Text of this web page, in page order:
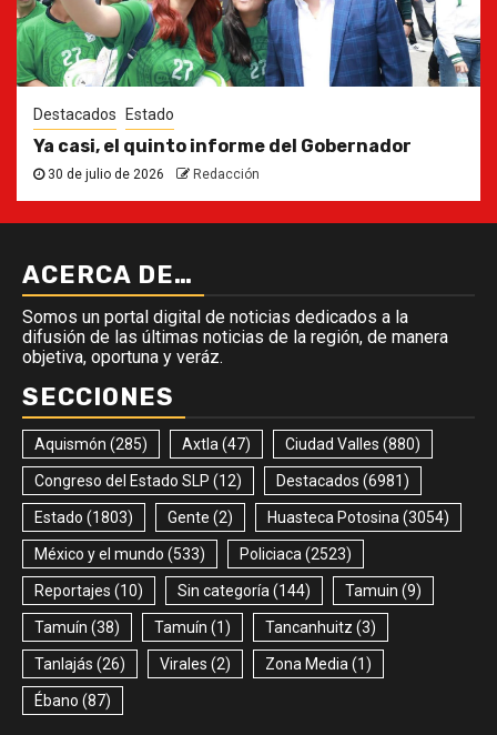
Destacados Estado
Ya casi, el quinto informe del Gobernador
30 de julio de 2026 Redacción
ACERCA DE…
Somos un portal digital de noticias dedicados a la
difusión de las últimas noticias de la región, de manera
objetiva, oportuna y veráz.
SECCIONES
Aquismón (285) Axtla(47) Ciudad Valles (880)
Congreso del Estado SLP (12) Destacados (6981)
Estado (1803) Gente (2) Huasteca Potosina(3054)
México y el mundo (533) Policiaca(2523)
Reportajes (10) Sin categoría(144) Tamuin (9)
Tamuín (38) Tamuín (1) Tancanhuitz (3)
Tanlajás (26) Virales (2) Zona Media(1)
Ébano (87)